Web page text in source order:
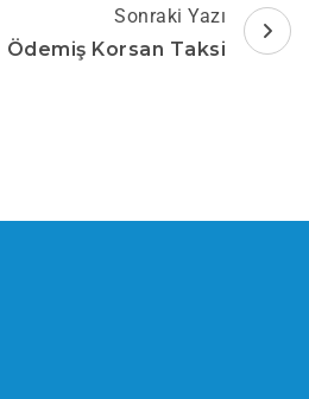
Sonraki Yazı
Ödemiş Korsan Taksi